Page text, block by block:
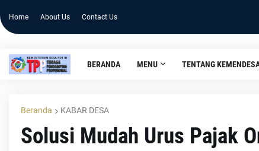
Home About Us Contact Us
BERANDA MENU TENTANG
Beranda KABAR DESA
Solusi Mudah Urus Pajak